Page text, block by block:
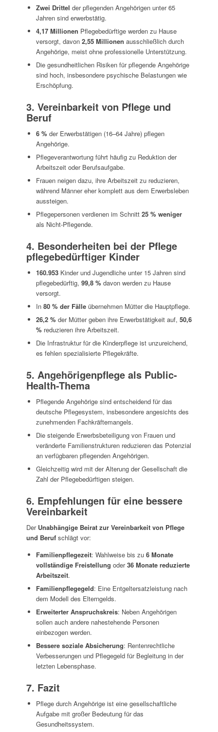
Zwei Drittel der pflegenden Angehörigen unter 65
Jahren sind erwerbstätig.
4,17 Millionen Pflegebedürftige werden zu Hause
versorgt, davon 2,55 Millionen ausschließlich durch
Angehörige, meist ohne professionelle Unterstützung.
Die gesundheitlichen Risiken für pflegende Angehörige
sind hoch, insbesondere psychische Belastungen wie
Erschöpfung.
3. Vereinbarkeit von Pflege und
Beruf
6 %der Erwerbstätigen (16–64 Jahre) pflegen
Angehörige.
Pflegeverantwortung führt häufig zu Reduktion der
Arbeitszeit oder Berufsaufgabe.
Frauen neigen dazu, ihre Arbeitszeit zu reduzieren,
während Männer eher komplett aus dem Erwerbsleben
aussteigen.
Pflegepersonen verdienen im Schnitt 25 % weniger
als Nicht-Pflegende.
4. Besonderheiten bei der Pflege
pflegebedürftiger Kinder
160.953Kinder und Jugendliche unter 15 Jahren sind
pflegebedürftig, 99,8 %davon werden zu Hause
versorgt.
In 80 % der Fälleübernehmen Mütter die Hauptpflege.
26,2 %der Mütter geben ihre Erwerbstätigkeit auf, 50,6
%reduzieren ihre Arbeitszeit.
Die Infrastruktur für die Kinderpflege ist unzureichend,
es fehlen spezialisierte Pflegekräfte.
5. Angehörigenpflege als Public-
Health-Thema
Pflegende Angehörige sind entscheidend für das
deutsche Pflegesystem, insbesondere angesichts des
zunehmenden Fachkräftemangels.
Die steigende Erwerbsbeteiligung von Frauen und
veränderte Familienstrukturen reduzieren das Potenzial
an verfügbaren pflegenden Angehörigen.
Gleichzeitig wird mit der Alterung der Gesellschaft die
Zahl der Pflegebedürftigen steigen.
6. Empfehlungen für eine bessere
Vereinbarkeit
Der Unabhängige Beirat zur Vereinbarkeit von Pflege
und Berufschlägt vor:
Familienpflegezeit: Wahlweise bis zu 6 Monate
vollständige Freistellung oder36 Monate reduzierte
Arbeitszeit.
Familienpflegegeld: Eine Entgeltersatzleistung nach
dem Modell des Elterngelds.
Erweiterter Anspruchskreis: Neben Angehörigen
sollen auch andere nahestehende Personen
einbezogen werden.
Bessere soziale Absicherung: Rentenrechtliche
Verbesserungen und Pflegegeld für Begleitung in der
letzten Lebensphase.
7. Fazit
Pflege durch Angehörige ist eine gesellschaftliche
Aufgabe mit großer Bedeutung für das
Gesundheitssystem.